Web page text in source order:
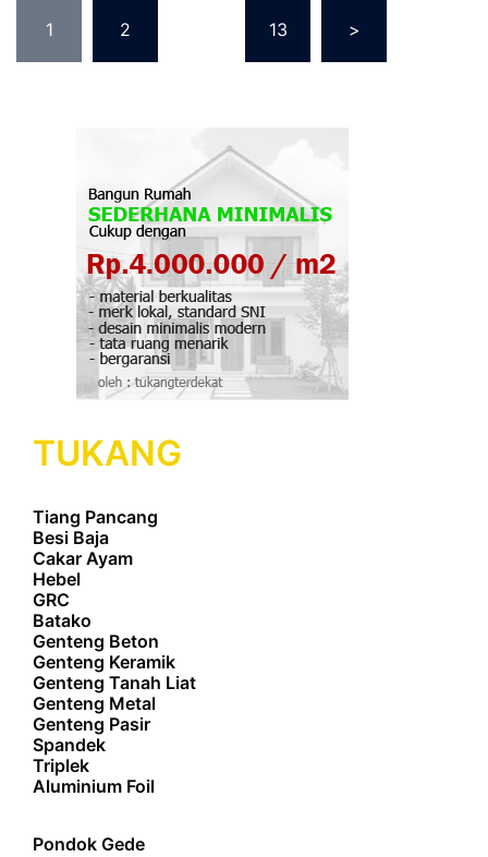
pagination
1 2 13 >
TUKANG
Tiang Pancang
Besi Baja
Cakar Ayam
Hebel
GRC
Batako
Genteng Beton
Genteng Keramik
Genteng Tanah Liat
Genteng Metal
Genteng Pasir
Spandek
Triplek
Aluminium Foil
Pondok Gede